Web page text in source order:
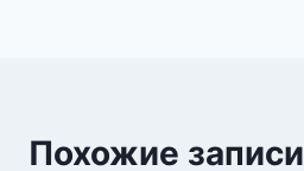
Похожие записи